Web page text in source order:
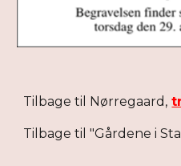
Tilbage til Nørregaard ,
Tilbage til "Gårdene i